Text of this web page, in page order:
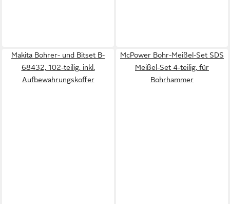
Makita Bohrer- und Bitset B-
68432, 102-teilig, inkl.
Aufbewahrungskoffer
McPower Bohr-Meißel-Set SDS
Meißel-Set 4-teilig, für
Bohrhammer